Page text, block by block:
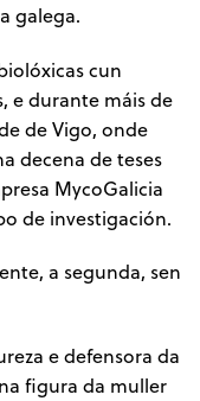
galega.
cun
e durante máis de
de Vigo, onde
decena de teses
MycoGalicia
de investigación.
a segunda, sen
e defensora da
figura da muller